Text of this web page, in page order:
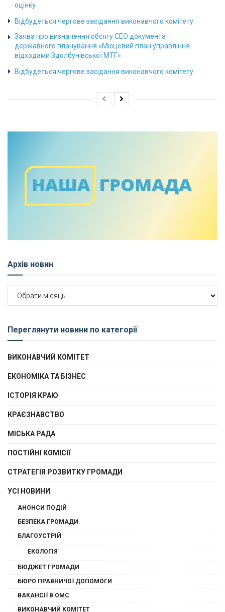
оцінку
Відбудеться чергове засідання виконавчого комітету
Заява про визначення обсягу СЕО документа
державного планування «Місцевий план управління
відходами Здолбунівської МТГ»
Відбудеться чергове засідання виконавчого комітету
Архів новин
новин
Переглянути новини по категорії
ВИКОНАВЧИЙ КОМІТЕТ
ЕКОНОМІКА ТА БІЗНЕС
ІСТОРІЯ КРАЮ
КРАЄЗНАВСТВО
МІСЬКА РАДА
ПОСТІЙНІ КОМІСІЇ
СТРАТЕГІЯ РОЗВИТКУ ГРОМАДИ
УСІ НОВИНИ
АНОНСИ ПОДІЙ
БЕЗПЕКА ГРОМАДИ
БЛАГОУСТРІЙ
ЕКОЛОГІЯ
БЮДЖЕТ ГРОМАДИ
БЮРО ПРАВНИЧОЇ ДОПОМОГИ
ВАКАНСІЇ В ОМС
ВИКОНАВЧИЙ КОМІТЕТ